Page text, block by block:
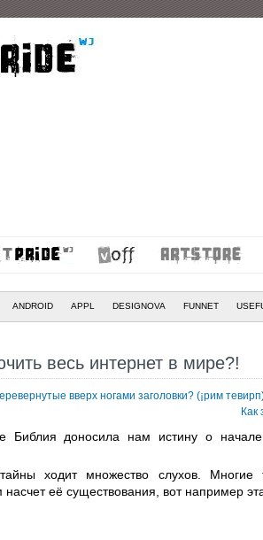
ANDROID APPL DESIGNOVA FUNNET
весь интернет в мире?!
вверх ногами заголовки? (¡рим
Как
Библия доносила нам истину о
ходит множество слухов. Многие
её существования, вот например